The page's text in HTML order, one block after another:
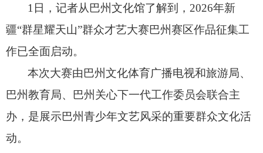
1日，记者从巴州文化馆了解到， 2026年新
疆“群星耀天山”群众才艺大赛巴州赛区作品征集工
作已全面启动。
本次大赛由巴州文化体育广播电视和旅游局、
巴州教育局、
巴州关心下一代工作委员会联合主
办， 是展示巴州青少年文艺风采的重要群众文化活
动。